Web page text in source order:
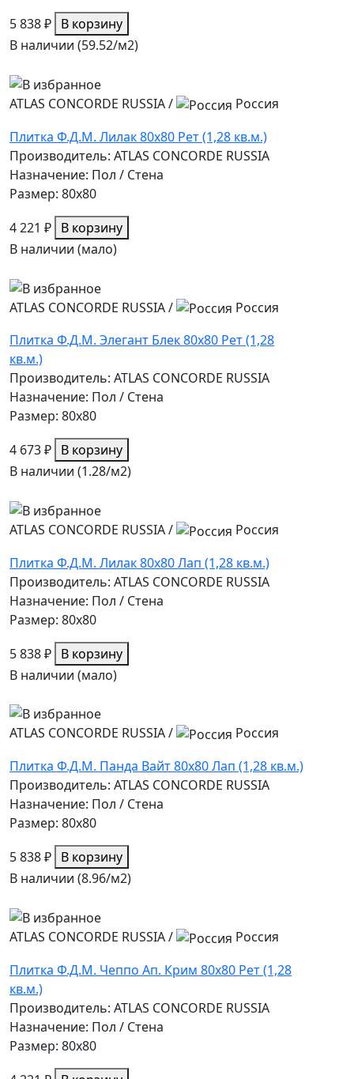
5 838 ₽ В корзину
В наличии (59.52/м2)
ATLAS CONCORDE RUSSIA/
Россия
Плитка Ф.Д.М. Лилак 80х80 Рет (1,28 кв.м.)
Производитель: ATLAS CONCORDE RUSSIA
Назначение: Пол / Стена
Размер: 80x80
4 221 ₽ В корзину
В наличии (мало)
ATLAS CONCORDE RUSSIA/
Россия
Плитка Ф.Д.М. Элегант Блек 80х80 Рет (1,28
кв.м.)
Производитель: ATLAS CONCORDE RUSSIA
Назначение: Пол / Стена
Размер: 80x80
4 673 ₽ В корзину
В наличии (1.28/м2)
ATLAS CONCORDE RUSSIA/
Россия
Плитка Ф.Д.М. Лилак 80х80 Лап (1,28 кв.м.)
Производитель: ATLAS CONCORDE RUSSIA
Назначение: Пол / Стена
Размер: 80x80
5 838 ₽ В корзину
В наличии (мало)
ATLAS CONCORDE RUSSIA/
Россия
Плитка Ф.Д.М. Панда Вайт 80х80 Лап (1,28 кв.м.)
Производитель: ATLAS CONCORDE RUSSIA
Назначение: Пол / Стена
Размер: 80x80
5 838 ₽ В корзину
В наличии (8.96/м2)
ATLAS CONCORDE RUSSIA/
Россия
Плитка Ф.Д.М. Чеппо Ап. Крим 80х80 Рет (1,28
кв.м.)
Производитель: ATLAS CONCORDE RUSSIA
Назначение: Пол / Стена
Размер: 80x80